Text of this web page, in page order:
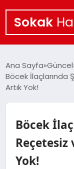
Sokak
EKONOMI
KÜLTÜR SANAT
Ana Sayfa Güncel
Böcek İlaçlarında
Artık Yok!
Böcek
Reçetesiz
Yok!